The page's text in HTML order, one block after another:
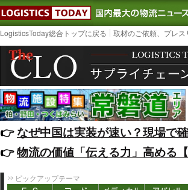
LOGISTICS TODAY
LogisticsToday総合トップに戻る 取材のご依頼、プレ
👉️なぜ中国は実装が速い？現場で
👉️物流の価値「伝える力」高める
ピックアップテーマ